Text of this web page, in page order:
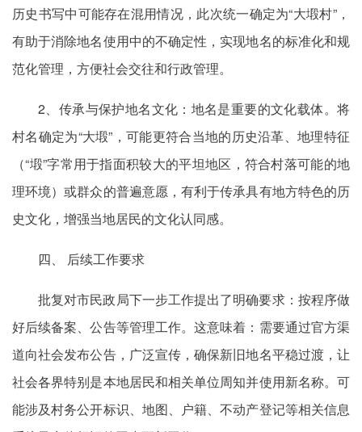
历史书写中可能存在混用情况，此次统一确定为“大塅村”，
有助于消除地名使用中的不确定性，实现地名的标准化和规
范化管理，方便社会交往和行政管理。
2、传承与保护地名文化：地名是重要的文化载体。将
村名确定为“大塅”，可能更符合当地的历史沿革、地理特征
（“塅”字常用于指面积较大的平坦地区，符合村落可能的地
理环境）或群众的普遍意愿，有利于传承具有地方特色的历
史文化，增强当地居民的文化认同感。
四、 后续工作要求
批复对市民政局下一步工作提出了明确要求：按程序做
好后续备案、公告等管理工作。这意味着：需要通过官方渠
道向社会发布公告，广泛宣传，确保新旧地名平稳过渡，让
社会各界特别是本地居民和相关单位周知并使用新名称。可
能涉及村务公开标识、地图、户籍、不动产登记等相关信息